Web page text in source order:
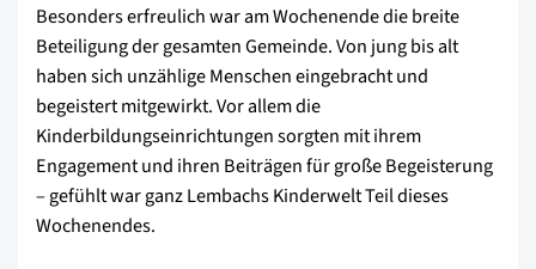
Besonders erfreulich war am Wochenende die breite
Beteiligung der gesamten Gemeinde. Von jung bis alt
haben sich unzählige Menschen eingebracht und
begeistert mitgewirkt. Vor allem die
Kinderbildungseinrichtungen sorgten mit ihrem
Engagement und ihren Beiträgen für große Begeisterung
– gefühlt war ganz Lembachs Kinderwelt Teil dieses
Wochenendes.